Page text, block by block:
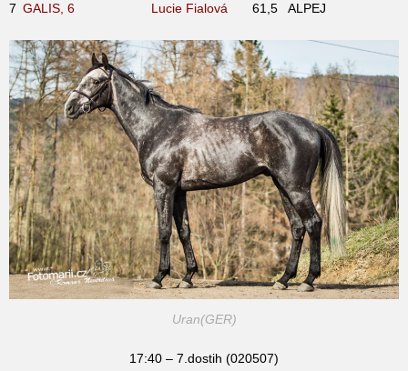
7 GALIS, 6 Lucie Fialová 61,5 ALPEJ
Uran(GER)
17:40 – 7.dostih (020507)